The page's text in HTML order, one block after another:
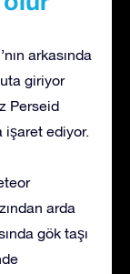
arkasında
giriyor
Perseid
işaret ediyor.
arda
gök taşı